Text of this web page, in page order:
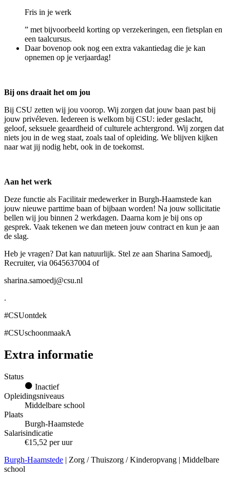
Fris in je werk
” met bijvoorbeeld korting op verzekeringen, een fietsplan en
een taalcursus.
Daar bovenop ook nog een extra vakantiedag die je kan
opnemen op je verjaardag!
Bij ons draait het om jou
Bij CSU zetten wij jou voorop. Wij zorgen dat jouw baan past bij
jouw privéleven. Iedereen is welkom bij CSU: ieder geslacht,
geloof, seksuele geaardheid of culturele achtergrond. Wij zorgen dat
niets jou in de weg staat, zoals taal of opleiding. We blijven kijken
naar wat jij nodig hebt, ook in de toekomst.
Aan het werk
Deze functie als Facilitair medewerker in Burgh-Haamstede kan
jouw nieuwe parttime baan of bijbaan worden! Na jouw sollicitatie
bellen wij jou binnen 2 werkdagen. Daarna kom je bij ons op
gesprek. Vaak tekenen we dan meteen jouw contract en kun je aan
de slag.
Heb je vragen? Dat kan natuurlijk. Stel ze aan Sharina Samoedj,
Recruiter, via 0645637004 of
sharina.samoedj@csu.nl
.
#CSUontdek
#CSUschoonmaakA
Extra informatie
Status
Inactief
Opleidingsniveaus
Middelbare school
Plaats
Burgh-Haamstede
Salarisindicatie
€15,52 per uur
Burgh-Haamstede | Zorg / Thuiszorg / Kinderopvang | Middelbare
school